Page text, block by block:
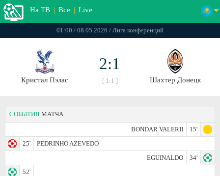
На ТВ | Все | Live
01:00 / 08.05.2026 / Лига конференций
Кристал Пэлас
2:1
[ 1:1 ] Шахтер Донецк
СОБЫТИЯ МАТЧА
BONDAR VALERII
15'
25'
PEDRINHO AZEVEDO
EGUINALDO
34'
52'